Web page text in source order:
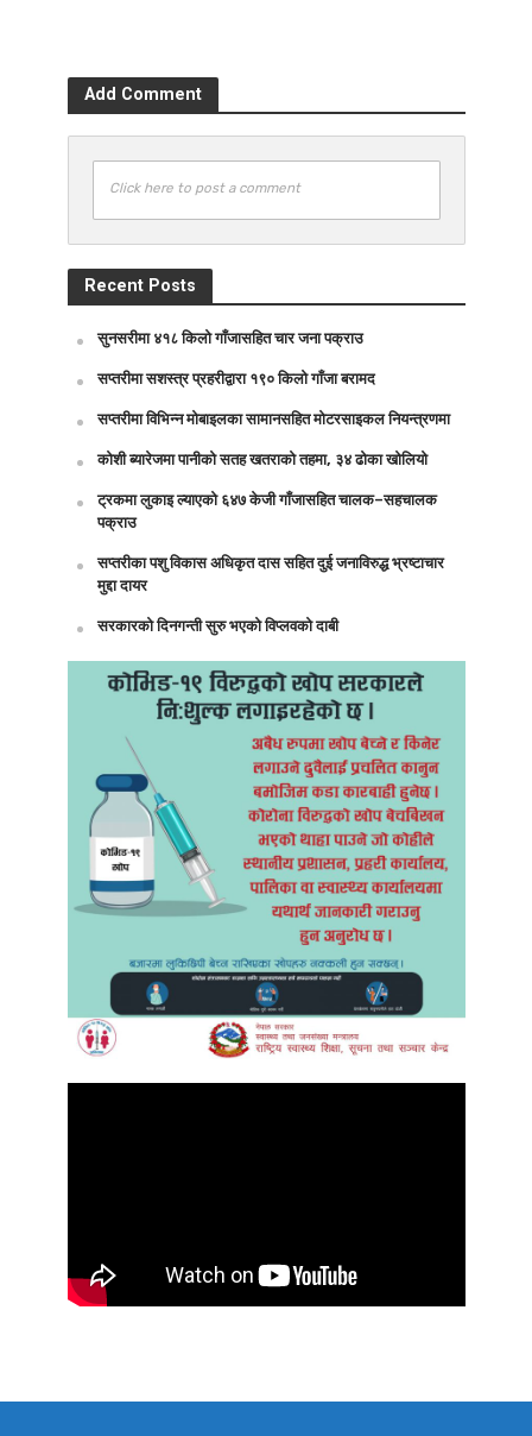
Add Comment
Click here to post a comment
Recent Posts
सुनसरीमा ४१८ किलो गाँजासहित चार जना पक्राउ
सप्तरीमा सशस्त्र प्रहरीद्वारा १९० किलो गाँजा बरामद
सप्तरीमा विभिन्न मोबाइलका सामानसहित मोटरसाइकल नियन्त्रणमा
कोशी ब्यारेजमा पानीको सतह खतराको तहमा, ३४ ढोका खोलियो
ट्रकमा लुकाइ ल्याएको ६४७ केजी गाँजासहित चालक–सहचालक
पक्राउ
सप्तरीका पशु विकास अधिकृत दास सहित दुई जनाविरुद्ध भ्रष्टाचार
मुद्दा दायर
सरकारको दिनगन्ती सुरु भएको विप्लवको दाबी